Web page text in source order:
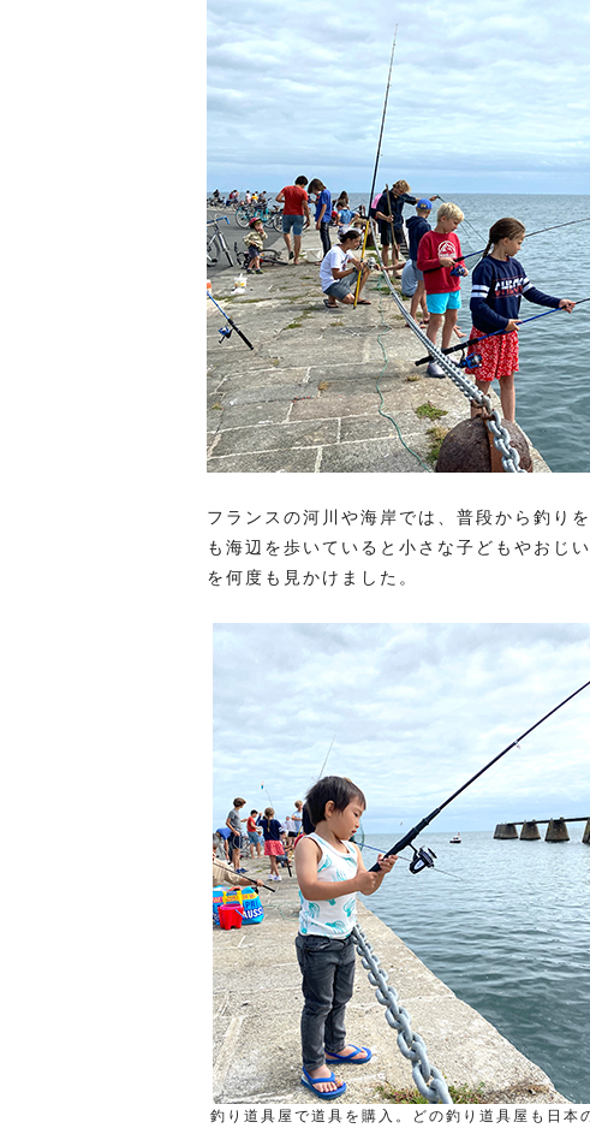
フランスの河川や海岸では、普段から釣り
も海辺を歩いていると小さな子どもやおじ
を何度も見かけました。
釣り道具屋で道具を購入。どの釣り道具屋も日